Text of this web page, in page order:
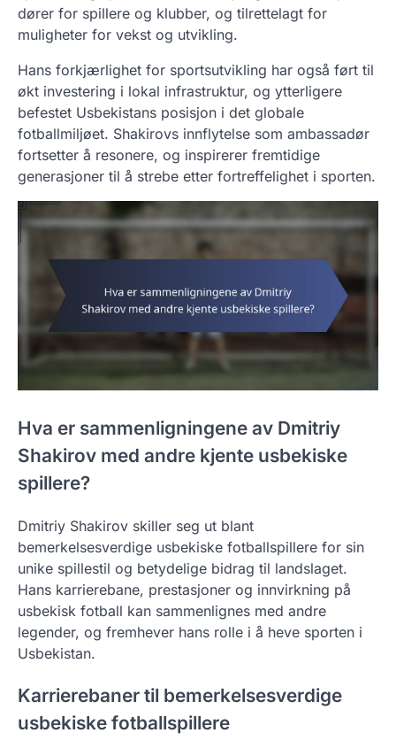
dører for spillere og klubber, og tilrettelagt for
muligheter for vekst og utvikling.
Hans forkjærlighet for sportsutvikling har også ført til
økt investering i lokal infrastruktur, og ytterligere
befestet Usbekistans posisjon i det globale
fotballmiljøet. Shakirovs innflytelse som ambassadør
fortsetter å resonere, og inspirerer fremtidige
generasjoner til å strebe etter fortreffelighet i sporten.
Hva er sammenligningene av Dmitriy
Shakirov med andre kjente usbekiske
spillere?
Dmitriy Shakirov skiller seg ut blant
bemerkelsesverdige usbekiske fotballspillere for sin
unike spillestil og betydelige bidrag til landslaget.
Hans karrierebane, prestasjoner og innvirkning på
usbekisk fotball kan sammenlignes med andre
legender, og fremhever hans rolle i å heve sporten i
Usbekistan.
Karrierebaner til bemerkelsesverdige
usbekiske fotballspillere